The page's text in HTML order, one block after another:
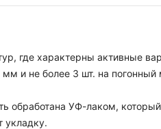
где характерны активные
и не более 3 шт. на погонный
обработана УФ-лаком,
укладку.